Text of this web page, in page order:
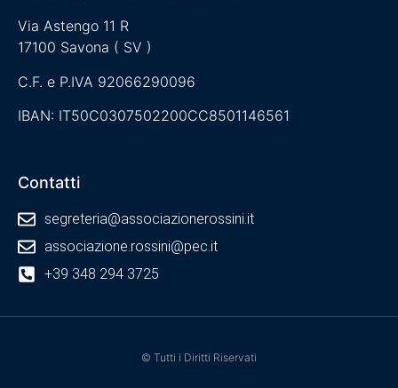
Via Astengo 11 R
17100 Savona ( SV )
C.F. e P.IVA 92066290096
IBAN: IT50C0307502200CC8501146561
Contatti
segreteria@associazionerossini.it
associazione.rossini@pec.it
+39 348 294 3725
© Tutti i Diritti Riservati